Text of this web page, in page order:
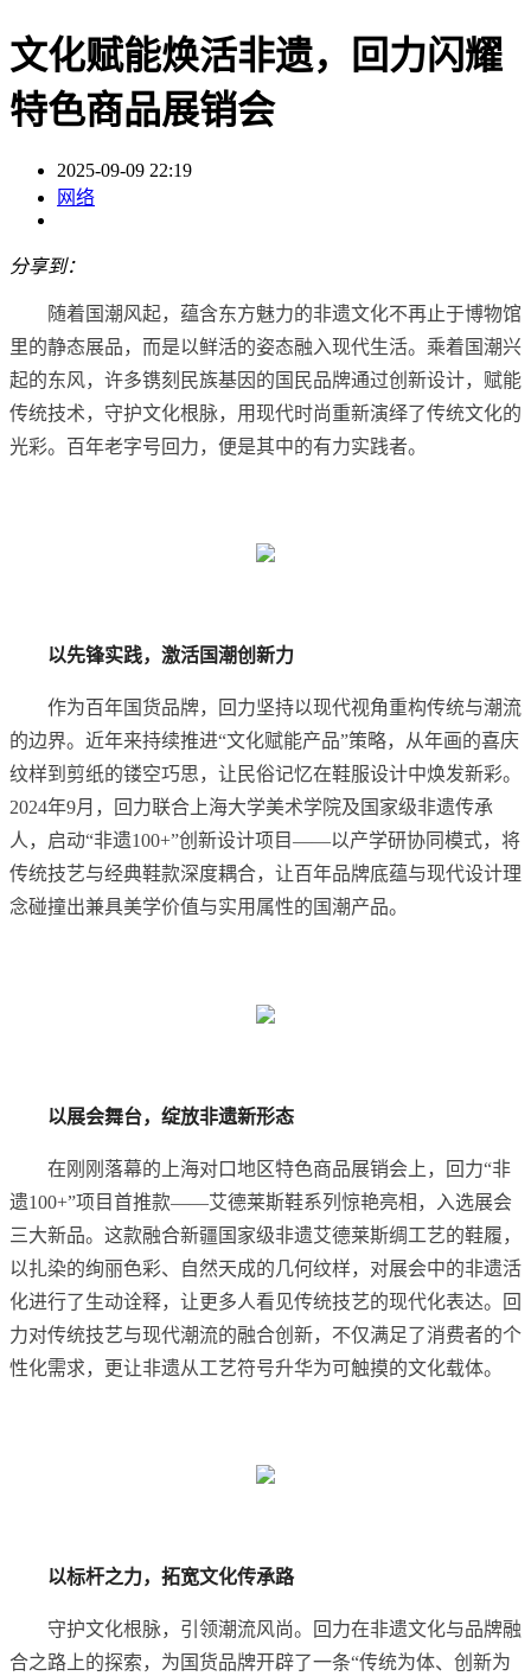
文化赋能焕活非遗，回力闪耀
特色商品展销会
2025-09-09 22:19
网络
分享到：
随着国潮风起，蕴含东方魅力的非遗文化不再止于博物馆
里的静态展品，而是以鲜活的姿态融入现代生活。乘着国潮兴
起的东风，许多镌刻民族基因的国民品牌通过创新设计，赋能
传统技术，守护文化根脉，用现代时尚重新演绎了传统文化的
光彩。百年老字号回力，便是其中的有力实践者。
以先锋实践， 激活国潮创新力
作为百年国货品牌，回力坚持以现代视角重构传统与潮流
的边界。近年来持续推进“文化赋能产品”策略，从年画的喜庆
纹样到剪纸的镂空巧思，让民俗记忆在鞋服设计中焕发新彩。
2024年9月，回力联合上海大学美术学院及国家级非遗传承
人，启动“非遗100+”创新设计项目——以产学研协同模式，将
传统技艺与经典鞋款深度耦合，让百年品牌底蕴与现代设计理
念碰撞出兼具美学价值与实用属性的国潮产品。
以展会舞台，绽放非遗新形态
在刚刚落幕的上海对口地区特色商品展销会上，回力“非
遗100+”项目首推款——艾德莱斯鞋系列惊艳亮相，入选展会
三大新品。这款融合新疆国家级非遗艾德莱斯绸工艺的鞋履，
以扎染的绚丽色彩、自然天成的几何纹样，对展会中的非遗活
化进行了生动诠释，让更多人看见传统技艺的现代化表达。回
力对传统技艺与现代潮流的融合创新，不仅满足了消费者的个
性化需求，更让非遗从工艺符号升华为可触摸的文化载体。
以标杆之力，拓宽文化传承路
守护文化根脉，引领潮流风尚。回力在非遗文化与品牌融
合之路上的探索，为国货品牌开辟了一条“传统为体、创新为